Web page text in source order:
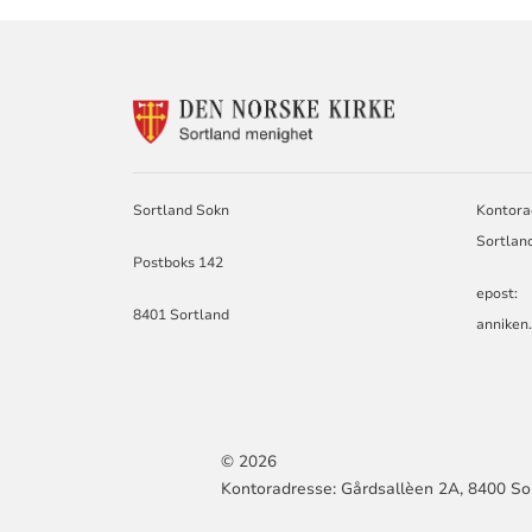
Sortland Sokn
Postboks 142
8401 Sortland
epost:
© 2026
Kontoradresse: Gårdsallèen 2A, 8400